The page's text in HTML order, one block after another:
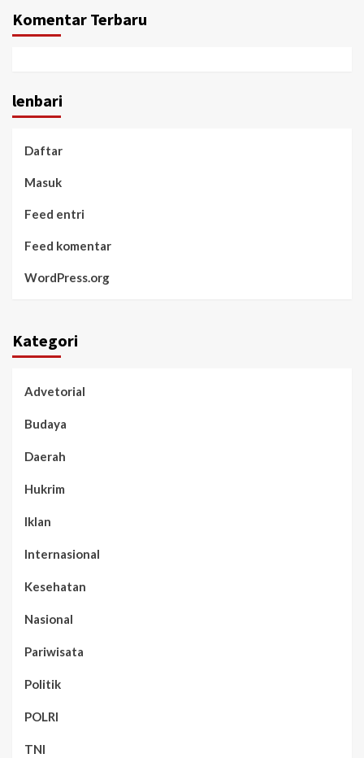
Komentar Terbaru
lenbari
Daftar
Masuk
Feed entri
Feed komentar
WordPress.org
Kategori
Advetorial
Budaya
Daerah
Hukrim
Iklan
Internasional
Kesehatan
Nasional
Pariwisata
Politik
POLRI
TNI